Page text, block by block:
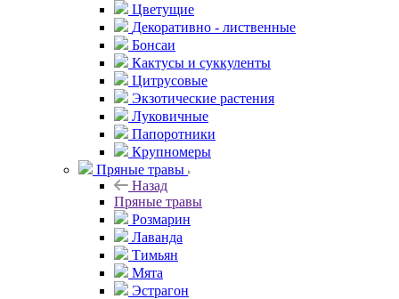
Цветущие
Декоративно - лиственные
Бонсаи
Кактусы и суккуленты
Цитрусовые
Экзотические растения
Луковичные
Папоротники
Крупномеры
Пряные травы
Назад
Пряные травы
Розмарин
Лаванда
Тимьян
Мята
Эстрагон